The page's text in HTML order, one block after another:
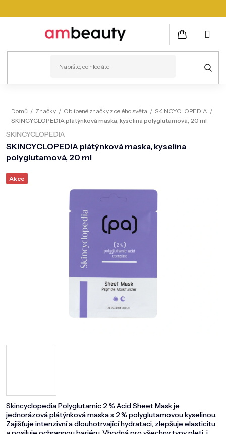
na
NÁKUPNÍ
KOŠÍK
VLASY
ZDRAVÍ
Domů / Značky / Oblíbené značky z celého světa / SKINCYCLOPEDIA /
SKINCYCLOPEDIA plátýnková maska, kyselina polyglutamová, 20 ml
Skincyclopedia Polyglutamic 2 % Acid Sheet Mask je
jednorázová plátýnková maska s 2 % polyglutamovou kyselinou.
Zajišťuje intenzivní a dlouhotrvající hydrataci, zlepšuje elasticitu
SKINCYCLOPEDIA plátýnková maska, kyselina
polyglutamová, 20 ml
SKINCYCLOPEDIA
Akce